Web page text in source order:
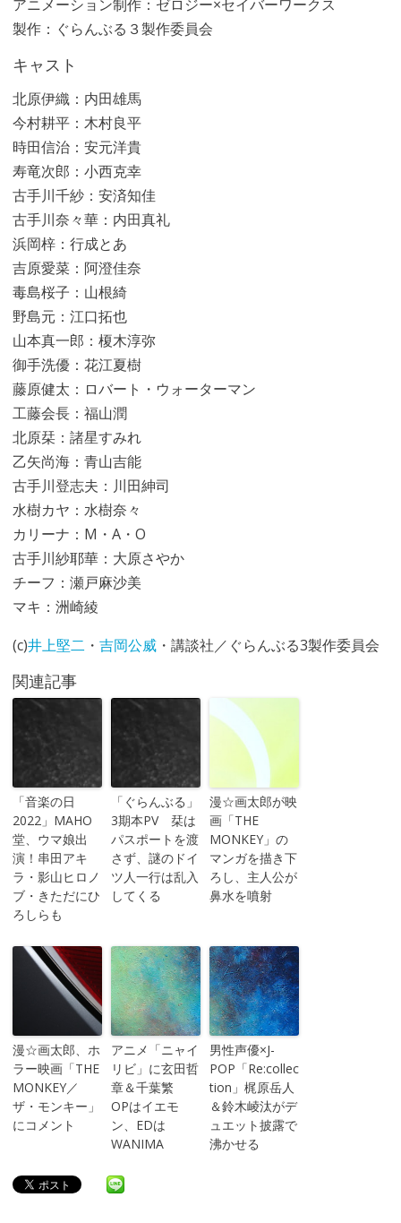
アニメーション制作：ゼロジー×セイバーワークス
製作：ぐらんぶる３製作委員会
キャスト
北原伊織：内田雄馬
今村耕平：木村良平
時田信治：安元洋貴
寿竜次郎：小西克幸
古手川千紗：安済知佳
古手川奈々華：内田真礼
浜岡梓：行成とあ
吉原愛菜：阿澄佳奈
毒島桜子：山根綺
野島元：江口拓也
山本真一郎：榎木淳弥
御手洗優：花江夏樹
藤原健太：ロバート・ウォーターマン
工藤会長：福山潤
北原栞：諸星すみれ
乙矢尚海：青山吉能
古手川登志夫：川田紳司
水樹カヤ：水樹奈々
カリーナ：M・A・O
古手川紗耶華：大原さやか
チーフ：瀬戸麻沙美
マキ：洲崎綾
(c)井上堅二・ 吉岡公威・講談社／ぐらんぶる3製作委員会
関連記事
「音楽の日
2022」MAHO
堂、ウマ娘出
演！串田アキ
ラ・影山ヒロノ
ブ・きただにひ
ろしらも
「ぐらんぶる」
3期本PV 栞は
パスポートを渡
さず、謎のドイ
ツ人一行は乱入
してくる
漫☆画太郎が映
画「THE
MONKEY」の
マンガを描き下
ろし、主人公が
鼻水を噴射
漫☆画太郎、ホ
ラー映画「THE
MONKEY／
ザ・モンキー」
にコメント
アニメ「ニャイ
リビ」に玄田哲
章＆千葉繁
OPはイエモ
ン、EDは
WANIMA
男性声優×J-
POP「Re:collec
tion」梶原岳人
＆鈴木崚汰がデ
ュエット披露で
沸かせる